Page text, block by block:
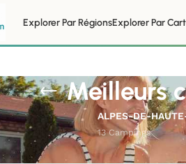
Explorer Par RégionsExplorer Par
Meilleurs
ALPES-DE-
13 Campings